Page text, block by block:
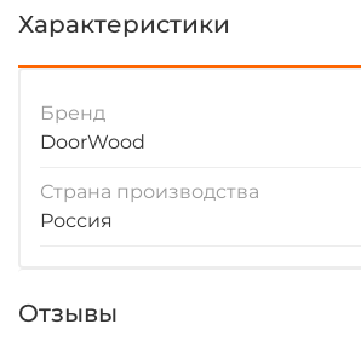
Характеристики
Бренд
DoorWood
Страна производства
Россия
Отзывы